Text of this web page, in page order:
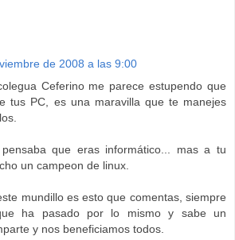
de 2008 a las 9:00
Ceferino me parece estupendo que
tus PC, es una maravilla que te manejes
que eras informático... mas a tu
un campeon de linux.
mundillo es esto que comentas, siempre
ha pasado por lo mismo y sabe un
y nos beneficiamos todos.